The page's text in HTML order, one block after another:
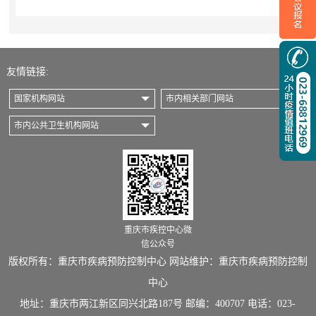
友情链接:
国家机构网站 市内相关部门网站
市内公共卫生机构网站
重庆市疾控中心微
信公众号
版权所有：重庆市疾病预防控制中心 网站维护：重庆市疾病预防控制
中心
地址：重庆市两江新区同兴北路187号 邮编：400707 电话：023-